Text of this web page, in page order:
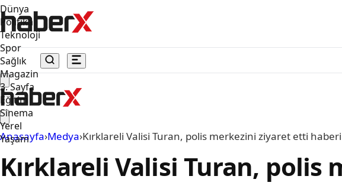
Dünya
Politika
Teknoloji
Spor
Sağlık
Magazin
3. Sayfa
Eğitim
Sinema
Yerel
Yaşam
Anasayfa›Medya›Kırklareli Valisi Turan, polis merkezini ziyaret etti haberi
Kırklareli Valisi Turan,